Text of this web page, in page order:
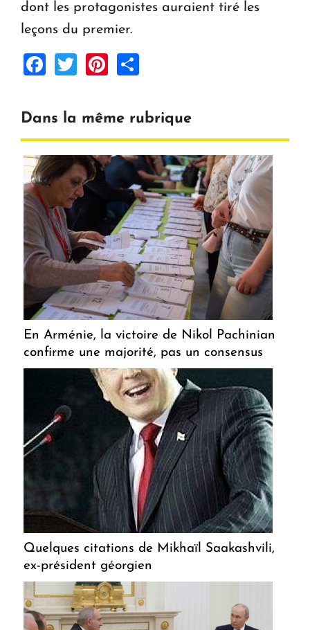
dont les protagonistes auraient tiré les
leçons du premier.
Facebook
TwitterPinterest
Dans la même rubrique
En Arménie, la victoire de Nikol Pachinian
confirme une majorité, pas un consensus
Quelques citations de Mikhaïl Saakashvili,
ex-président géorgien